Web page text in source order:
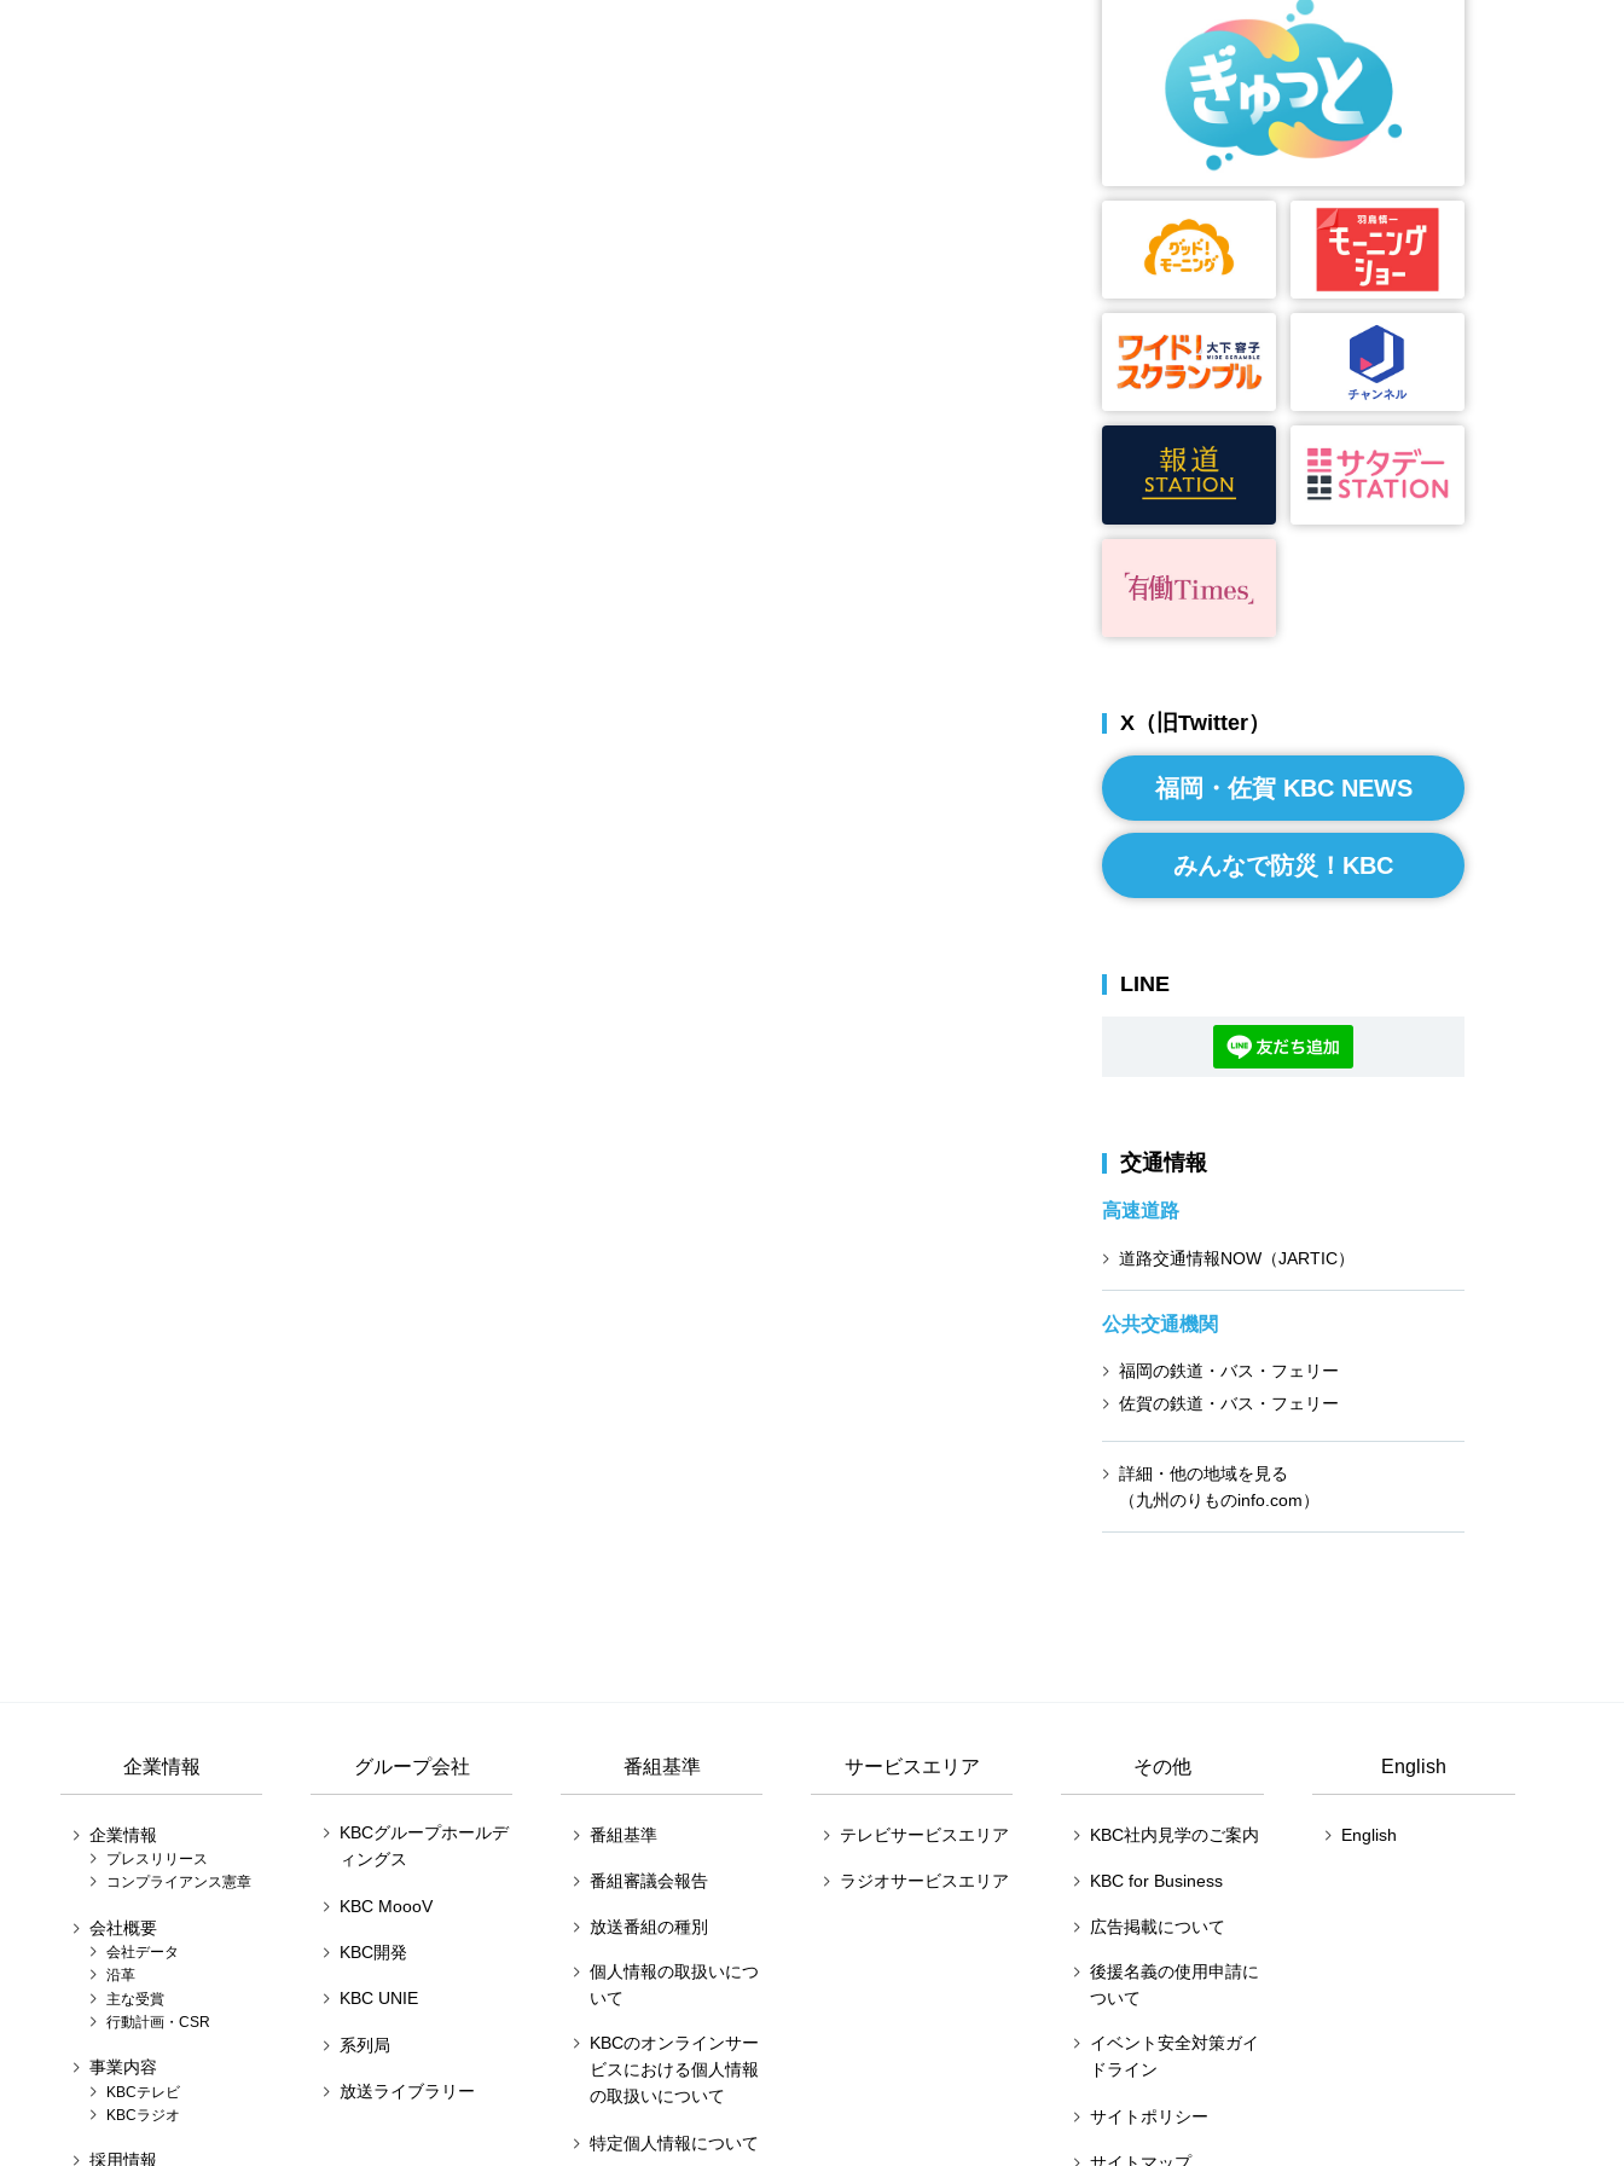
X（旧Twitter）
福岡・佐賀 KBC NEWS
みんなで防災！KBC
LINE
交通情報
高速道路
道路交通情報NOW（JARTIC）
公共交通機関
福岡の鉄道・バス・フェリー
佐賀の鉄道・バス・フェリー
詳細・他の地域を見る
（九州のりものinfo.com）
企業情報
企業情報
プレスリリース
コンプライアンス憲章
会社概要
会社データ
沿革
主な受賞
行動計画・CSR
事業内容
KBCテレビ
KBCラジオ
採用情報
グループ会社
KBCグループホールデ
ィングス
KBC MoooV
KBC開発
KBC UNIE
系列局
放送ライブラリー
番組基準
番組基準
番組審議会報告
放送番組の種別
個人情報の取扱いにつ
いて
KBCのオンラインサー
ビスにおける個人情報
の取扱いについて
特定個人情報について
サービスエリア
テレビサービスエリア
ラジオサービスエリア
その他
KBC社内見学のご案内
KBC for Business
広告掲載について
後援名義の使用申請に
ついて
イベント安全対策ガイ
ドライン
サイトポリシー
English
English